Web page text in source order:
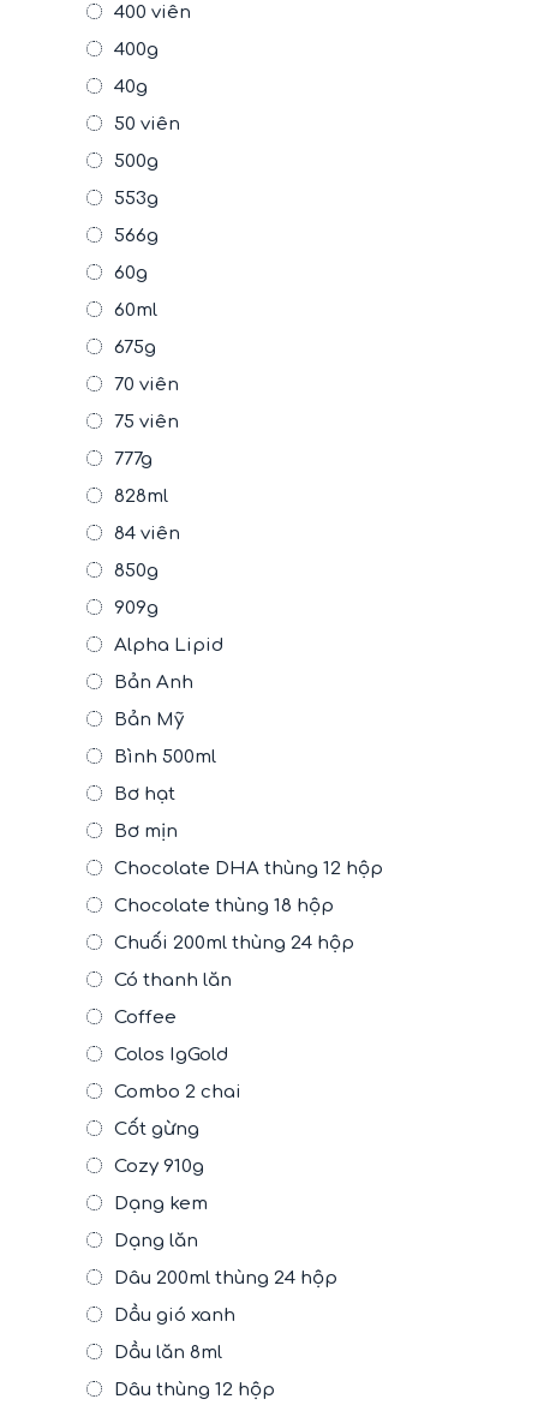
400 viên
400g
40g
50 viên
500g
553g
566g
60g
60ml
675g
70 viên
75 viên
777g
828ml
84 viên
850g
909g
Alpha Lipid
Bản Anh
Bản Mỹ
Bình 500ml
Bơ hạt
Bơ mịn
Chocolate DHA thùng 12 hộp
Chocolate thùng 18 hộp
Chuối 200ml thùng 24 hộp
Có thanh lăn
Coffee
Colos IgGold
Combo 2 chai
Cốt gừng
Cozy 910g
Dạng kem
Dạng lăn
Dâu 200ml thùng 24 hộp
Dầu gió xanh
Dầu lăn 8ml
Dâu thùng 12 hộp